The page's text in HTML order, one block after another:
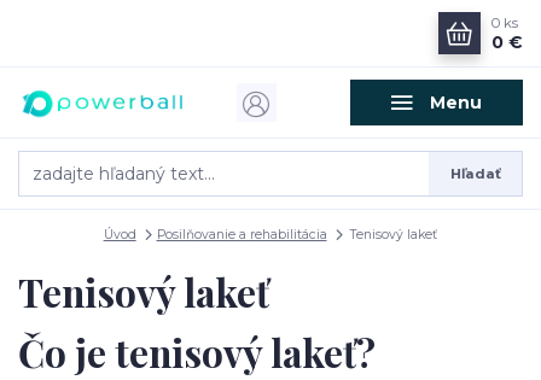
Menu
Hľadať
0 ks
0 €
Úvod Posilňovanie a rehabilitácia Tenisový lakeť
Tenisový lakeť
Čo je tenisový lakeť?